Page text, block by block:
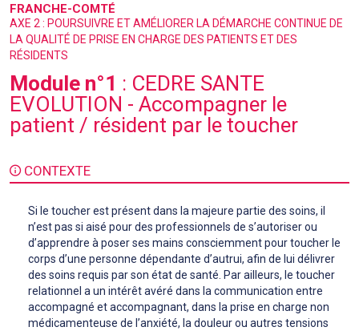
FRANCHE-COMTÉ
AXE 2 : POURSUIVRE ET AMÉLIORER LA DÉMARCHE CONTINUE DE
LA QUALITÉ DE PRISE EN CHARGE DES PATIENTS ET DES
RÉSIDENTS
Module n°1 : CEDRE SANTE
EVOLUTION - Accompagner le
patient / résident par le toucher
CONTEXTE
Si le toucher est présent dans la majeure partie des soins, il
n’est pas si aisé pour des professionnels de s’autoriser ou
d’apprendre à poser ses mains consciemment pour toucher le
corps d’une personne dépendante d’autrui, afin de lui délivrer
des soins requis par son état de santé. Par ailleurs, le toucher
relationnel a un intérêt avéré dans la communication entre
accompagné et accompagnant, dans la prise en charge non
médicamenteuse de l’anxiété, la douleur ou autres tensions